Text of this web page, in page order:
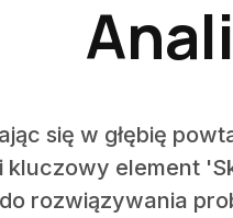
się w głębię
kluczowy element
rozwiązywania